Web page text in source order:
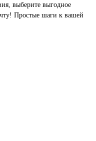
выберите выгодное
Простые шаги к вашей